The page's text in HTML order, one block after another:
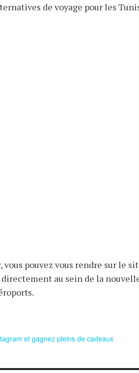
de voyage pour les
pouvez vous rendre sur le
directement au sein de la
et gagnez pleins de cadeaux